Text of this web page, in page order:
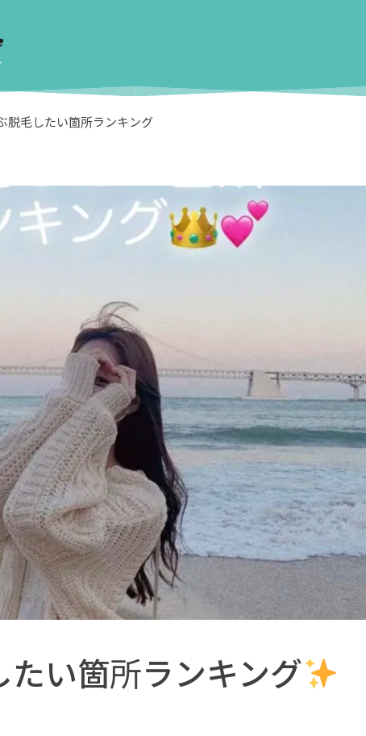
脱毛したい箇所ランキング
い箇所ランキング